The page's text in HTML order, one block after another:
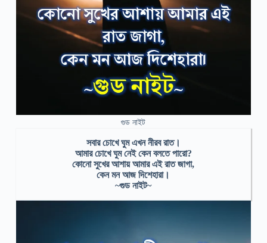
গুড নাইট
সবার চোখে ঘুম এখন নীরব রাত।
আমার চোখে ঘুম নেই কেন বলতে পারো?
কোনো সুখের আশায় আমার এই রাত জাগা,
কেন মন আজ দিশেহারা।
~গুড নাইট~